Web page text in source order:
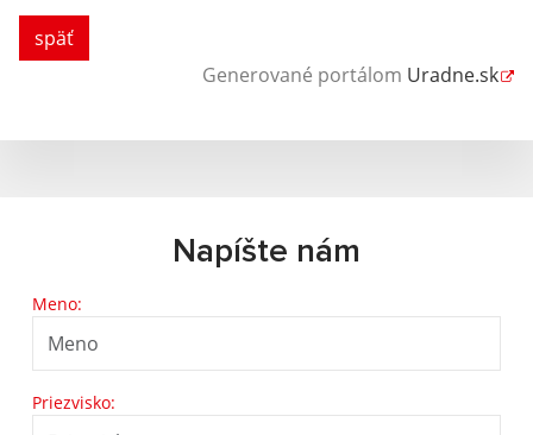
späť
Generované portálom Uradne.sk
Napíšte nám
Meno:
Priezvisko: